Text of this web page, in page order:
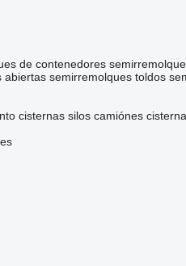
de contenedores
abiertas semirremolques toldos
cisternas silos camiónes